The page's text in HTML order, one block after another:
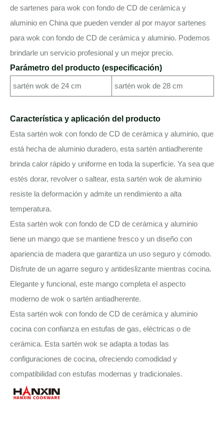
de sartenes para wok con fondo de CD de cerámica y
aluminio en China que pueden vender al por mayor sartenes
para wok con fondo de CD de cerámica y aluminio. Podemos
brindarle un servicio profesional y un mejor precio.
Parámetro del producto (especificación)
sartén wok de 24 cm sartén wok de 28 cm
Característica y aplicación del producto
Esta sartén wok con fondo de CD de cerámica y aluminio, que
está hecha de aluminio duradero, esta sartén antiadherente
brinda calor rápido y uniforme en toda la superficie. Ya sea que
estés dorar, revolver o saltear, esta sartén wok de aluminio
resiste la deformación y admite un rendimiento a alta
temperatura.
Esta sartén wok con fondo de CD de cerámica y aluminio
tiene un mango que se mantiene fresco y un diseño con
apariencia de madera que garantiza un uso seguro y cómodo.
Disfrute de un agarre seguro y antideslizante mientras cocina.
Elegante y funcional, este mango completa el aspecto
moderno de wok o sartén antiadherente.
Esta sartén wok con fondo de CD de cerámica y aluminio
cocina con confianza en estufas de gas, eléctricas o de
cerámica. Esta sartén wok se adapta a todas las
configuraciones de cocina, ofreciendo comodidad y
compatibilidad con estufas modernas y tradicionales.